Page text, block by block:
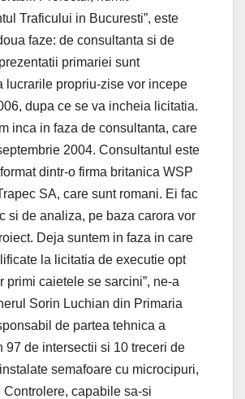
Traficului in Bucuresti”, este
faze: de consultanta si de
primariei sunt
lucrarile propriu-zise vor incepe
dupa ce se va incheia licitatia.
inca in faza de consultanta, care
2004. Consultantul este
dintr-o firma britanica WSP
SA, care sunt romani. Ei fac
si de analiza, pe baza carora vor
Deja suntem in faza in care
la licitatia de executie opt
primi caietele se sarcini”, ne-a
Sorin Luchian din Primaria
de partea tehnica a
97 de intersectii si 10 treceri de
semafoare cu microcipuri,
Controlere, capabile sa-si